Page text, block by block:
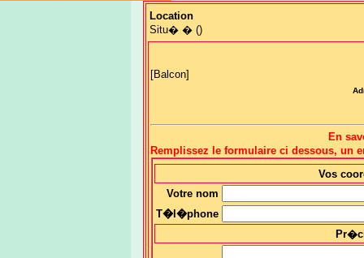
Location
Situ� � ()
[Balcon]
En
Remplissez le formulaire ci dessous, un
Vos
Votre nom
T�l�phone